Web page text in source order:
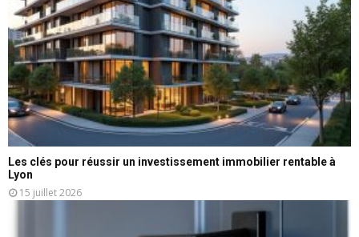
Les clés pour réussir un investissement immobilier rentable à
Lyon
15 juillet 2026